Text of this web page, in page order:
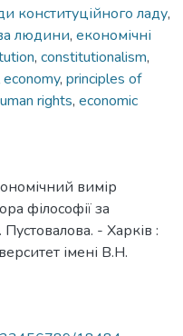
конституційного ладу,
людини, економічні
, constitutionalism,
, principles of
rights, economic
вимір
філософії за
- Харків :
імені В.Н.